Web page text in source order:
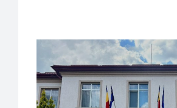
Programe și strategii
Rapoarte și studii